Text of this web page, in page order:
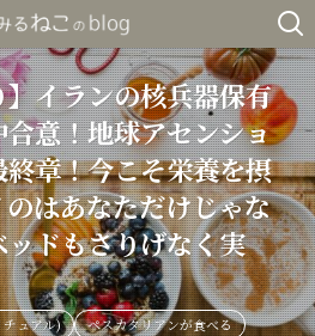
イランの核兵器保有
意！地球アセンショ
章！今こそ栄養を摂
はあなただけじゃな
ドもさりげなく実
ュアル)
ペスカタリアンが食べる